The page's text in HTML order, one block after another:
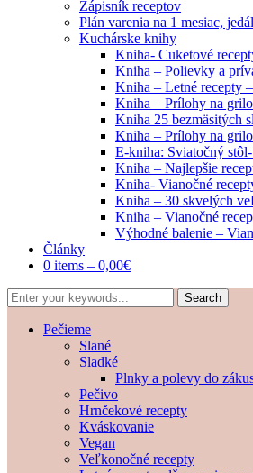
Zápisník receptov
Plán varenia na 1 mesiac,
Kuchárske knihy
Kniha- Cuketové
Kniha – Polievky a
Kniha – Letné recepty
Kniha – Prílohy na
Kniha 25 bezmäsitých
Kniha – Prílohy na
E-kniha: Sviatočný
Kniha – Najlepšie
Kniha- Vianočné
Kniha – 30 skvelých
Kniha – Vianočné
Výhodné balenie –
Články
0 items – 0,00€
Pečieme
Slané
Sladké
Plnky a polevy do
Pečivo
Hrnčekové recepty
Kváskovanie
Vegan
Veľkonočné recepty